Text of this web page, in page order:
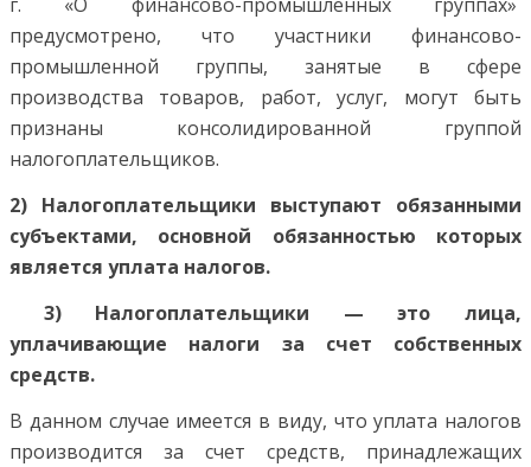
предусмотрено, что участники финансово-
промышленной группы, занятые в сфере
производства товаров, работ, услуг, могут быть
признаны консолидированной группой
налогоплательщиков.
2) Налогоплательщики выступают обязанными
субъектами, основной обязанностью которых
является уплата налогов.
3) Налогоплательщики — это лица,
уплачивающие налоги за счет собственных
средств.
В данном случае имеется в виду, что уплата налогов
производится за счет средств, принадлежащих